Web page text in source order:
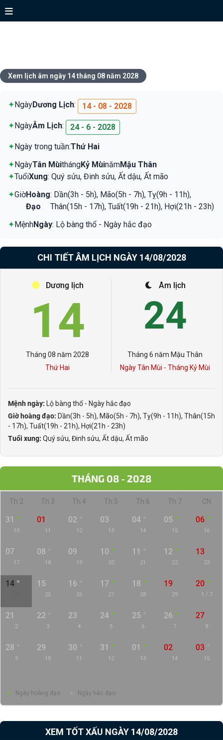
Xem lịch âm ngày 14 tháng 08 năm 2028
✦NgàyDương Lịch: 14 - 08 - 2028
✦NgàyÂm Lịch: 24 - 6 - 2028
✦Ngày trong tuần:Thứ Hai
✦NgàyTân MùithángKỷ MùinămMậu Thân
✦TuổiXung: Quý sửu, Đinh sửu, Ất dậu, Ất mão
✦GiờHoàng
Đạo
: Dần(3h - 5h), Mão(5h - 7h), Tỵ(9h - 11h),
Thân(15h - 17h), Tuất(19h - 21h), Hợi(21h - 23h)
✦MệnhNgày: Lộ bàng thổ - Ngày hắc đạo
CHI TIẾT ÂM LỊCH NGÀY 14/08/2028
Dương lịch
14
Tháng 08 năm 2028
Thứ Hai
Âm lịch
24
Tháng 6 năm Mậu Thân
Ngày Tân Mùi - Tháng Kỷ Mùi
Mệnh ngày: Lộ bàng thổ - Ngày hắc đạo
Giờ hoàng đạo: Dần(3h - 5h), Mão(5h - 7h), Tỵ(9h - 11h), Thân(15h
- 17h), Tuất(19h - 21h), Hợi(21h - 23h)
Tuổi xung: Quý sửu, Đinh sửu, Ất dậu, Ất mão
THÁNG 08 - 2028
Th 2 Th 3 Th 4 Th 5 Th 6 Th 7 CN
31
10
01
11
02
12
03
13
04
14
05
15
06
16
07
17
08
18
09
19
10
20
11
21
12
22
13
23
14 15
25
16
26
17
27
18
28
19
29
20
1 / 7
21
2
22
3
23
4
24
5
25
6
26
7
27
8
28
9
29
10
30
11
31
12
01
13
02
14
03
15
Ngày hoàng đạo Ngày hắc đạo
XEM TỐT XẤU NGÀY 14/08/2028